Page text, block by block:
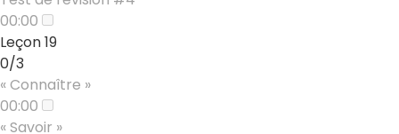
00:00
Leçon 19
0/3
« Connaître »
00:00
« Savoir »